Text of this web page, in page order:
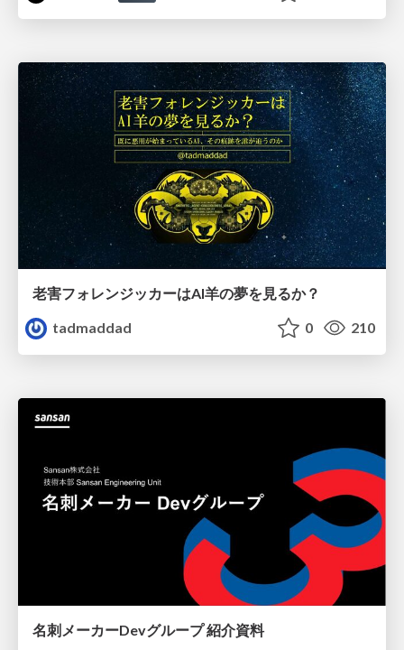
老害フォレンジッカーはAI羊の夢を見るか？
tadmaddad
0 210
名刺メーカーDevグループ 紹介資料